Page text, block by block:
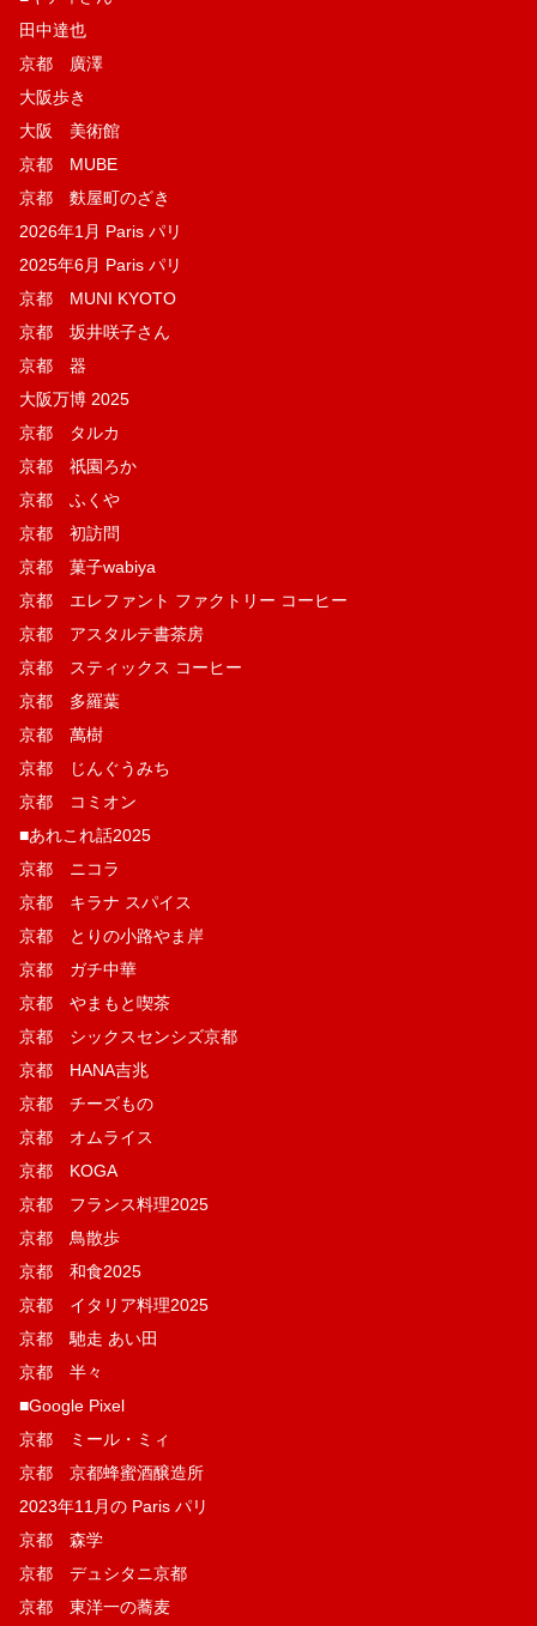
田中達也
京都 廣澤
大阪歩き
大阪 美術館
京都 MUBE
京都 麩屋町のざき
2026年1月 Paris パリ
2025年6月 Paris パリ
京都 MUNI KYOTO
京都 坂井咲子さん
京都 器
大阪万博 2025
京都 タルカ
京都 祇園ろか
京都 ふくや
京都 初訪問
京都 菓子wabiya
京都 エレファント ファクトリー コーヒー
京都 アスタルテ書茶房
京都 スティックス コーヒー
京都 多羅葉
京都 萬樹
京都 じんぐうみち
京都 コミオン
■あれこれ話2025
京都 ニコラ
京都 キラナ スパイス
京都 とりの小路やま岸
京都 ガチ中華
京都 やまもと喫茶
京都 シックスセンシズ京都
京都 HANA吉兆
京都 チーズもの
京都 オムライス
京都 KOGA
京都 フランス料理2025
京都 鳥散歩
京都 和食2025
京都 イタリア料理2025
京都 馳走 あい田
京都 半々
■Google Pixel
京都 ミール・ミィ
京都 京都蜂蜜酒醸造所
2023年11月の Paris パリ
京都 森学
京都 デュシタニ京都
京都 東洋一の蕎麦